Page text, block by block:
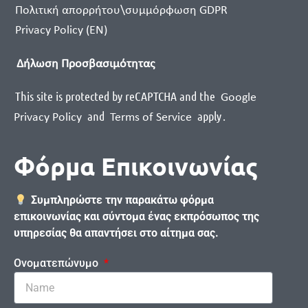
Πολιτική απορρήτου\συμμόρφωση GDPR
Privacy Policy (EN)
Δήλωση Προσβασιμότητας
This site is protected by reCAPTCHA and the Google
Privacy Policy and Terms of Service apply.
Φόρμα Επικοινωνίας
Συμπληρώστε την παρακάτω φόρμα
επικοινωνίας και σύντομα ένας εκπρόσωπος της
υπηρεσίας θα απαντήσει στο αίτημα σας.
Ονοματεπώνυμο